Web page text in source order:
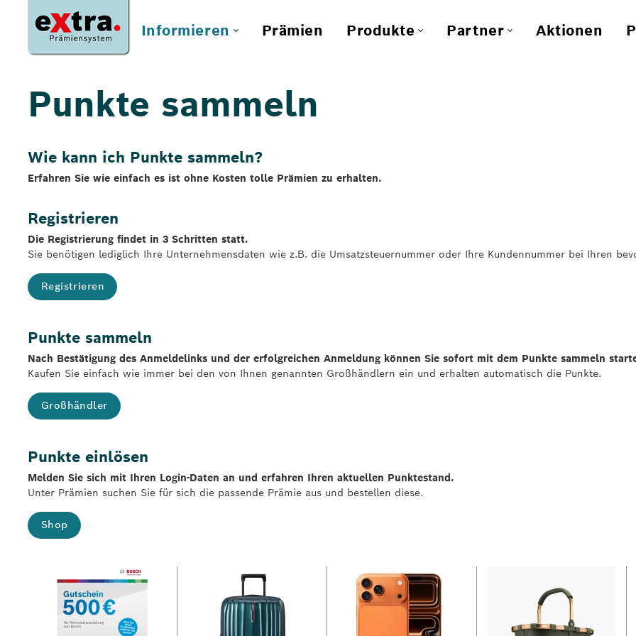
Informieren Prämien Produkte Partner Aktionen
Punkte sammeln
Wie kann ich Punkte sammeln?
Erfahren Sie wie einfach es ist ohne Kosten tolle Prämien zu erhalten.
Registrieren
Die Registrierung findet in 3 Schritten statt.
Sie benötigen lediglich Ihre Unternehmensdaten wie z.B. die Umsatzsteuernummer oder Ihre Kundennummer bei Ihren
Registrieren
Punkte sammeln
Nach Bestätigung des Anmeldelinks und der erfolgreichen Anmeldung können Sie sofort mit dem Punkte sammeln
Kaufen Sie einfach wie immer bei den von Ihnen genannten Großhändlern ein und erhalten automatisch die Punkte.
Großhändler
Punkte einlösen
Melden Sie sich mit Ihren Login-Daten an und erfahren Ihren aktuellen Punktestand.
Unter Prämien suchen Sie für sich die passende Prämie aus und bestellen diese.
Shop